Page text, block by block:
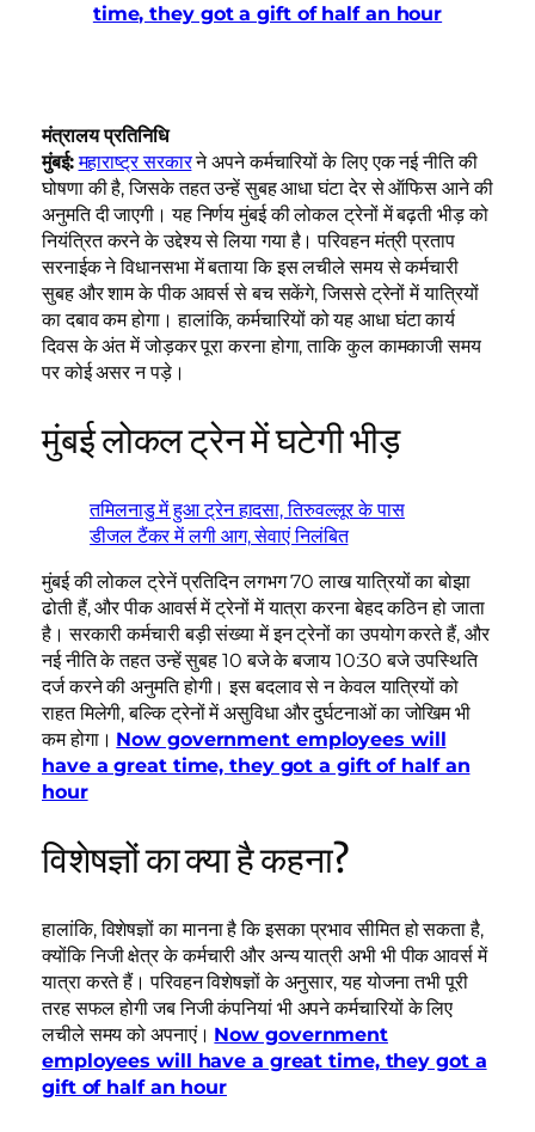
time, they got a gift of half an hour
मंत्रालय प्रतिनिधि
मुंबई: महाराष्ट्र सरकारने अपने कर्मचारियों के लिए एक नई नीति की
घोषणा की है, जिसके तहत उन्हें सुबह आधा घंटा देर से ऑफिस आने की
अनुमति दी जाएगी। यह निर्णय मुंबई की लोकल ट्रेनों में बढ़ती भीड़ को
नियंत्रित करने के उद्देश्य से लिया गया है। परिवहन मंत्री प्रताप
सरनाईक ने विधानसभा में बताया कि इस लचीले समय से कर्मचारी
सुबह और शाम के पीक आवर्स से बच सकेंगे, जिससे ट्रेनों में यात्रियों
का दबाव कम होगा। हालांकि, कर्मचारियों को यह आधा घंटा कार्य
दिवस के अंत में जोड़कर पूरा करना होगा, ताकि कुल कामकाजी समय
पर कोई असर न पड़े।
मुंबई लोकल ट्रेन में घटेगी भीड़
तमिलनाडु में हुआ ट्रेन हादसा, तिरुवल्लूर के पास
डीजल टैंकर में लगी आग, सेवाएं निलंबित
मुंबई की लोकल ट्रेनें प्रतिदिन लगभग 70 लाख यात्रियों का बोझा
ढोती हैं, और पीक आवर्स में ट्रेनों में यात्रा करना बेहद कठिन हो जाता
है। सरकारी कर्मचारी बड़ी संख्या में इन ट्रेनों का उपयोग करते हैं, और
नई नीति के तहत उन्हें सुबह 10 बजे के बजाय 10:30 बजे उपस्थिति
दर्ज करने की अनुमति होगी। इस बदलाव से न केवल यात्रियों को
राहत मिलेगी, बल्कि ट्रेनों में असुविधा और दुर्घटनाओं का जोखिम भी
कम होगा। Now government employees will
have a great time, they got a gift of half an
hour
विशेषज्ञों का क्या है कहना?
हालांकि, विशेषज्ञों का मानना है कि इसका प्रभाव सीमित हो सकता है,
क्योंकि निजी क्षेत्र के कर्मचारी और अन्य यात्री अभी भी पीक आवर्स में
यात्रा करते हैं। परिवहन विशेषज्ञों के अनुसार, यह योजना तभी पूरी
तरह सफल होगी जब निजी कंपनियां भी अपने कर्मचारियों के लिए
लचीले समय को अपनाएं। Now government
employees will have a great time, they got a
gift of half an hour